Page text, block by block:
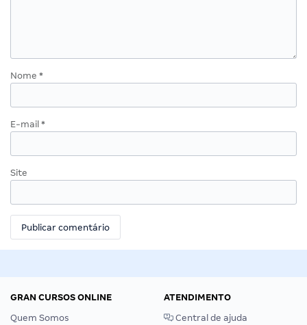
Nome *
E-mail *
Site
GRAN CURSOS ONLINE
Quem Somos
ATENDIMENTO
Central de ajuda